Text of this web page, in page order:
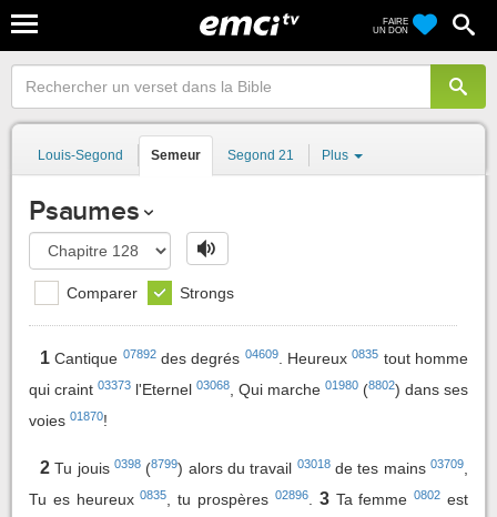
FAIRE
UN DON
Louis-Segond Semeur Segond 21 Plus
Psaumes
Comparer Strongs
1 Cantique 07892des degrés 04609. Heureux0835 tout homme
qui craint 03373 l'Eternel 03068 , Qui marche 01980 (8802) dans ses
voies 01870!
2 Tu jouis0398 (8799) alors du travail 03018de tes mains03709
Tu es heureux0835 , tu prospères 02896. 3 Ta femme0802 est